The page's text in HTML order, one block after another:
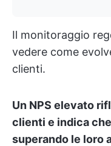
Il monitoraggio
vedere come
clienti.
Un NPS elevato
clienti e indica
superando le loro